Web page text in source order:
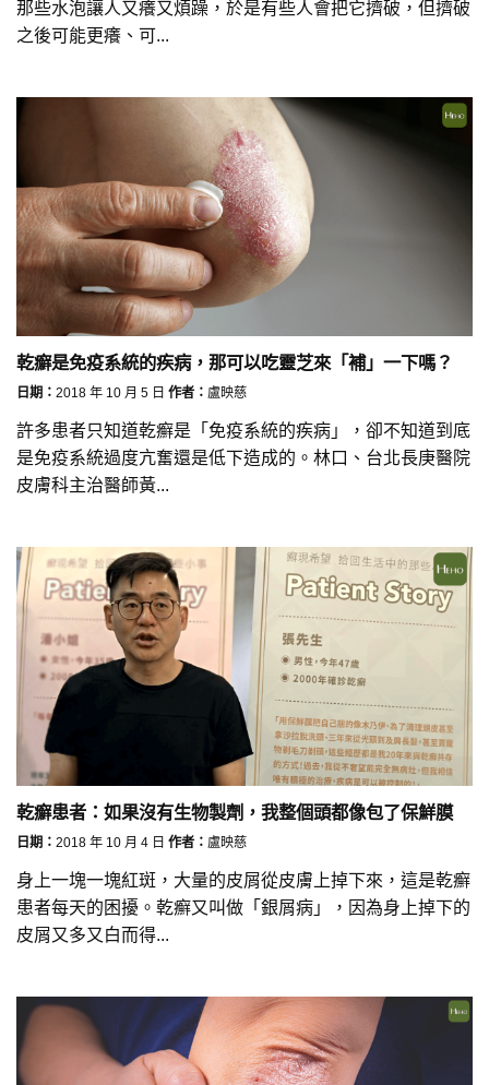
那些水泡讓人又癢又煩躁，於是有些人會把它擠破，但擠破
之後可能更癢、可...
乾癬是免疫系統的疾病，那可以吃靈芝來「補」一下嗎？
日期： 2018 年 10 月 5 日 作者： 盧映慈
許多患者只知道乾癬是「免疫系統的疾病」，卻不知道到底
是免疫系統過度亢奮還是低下造成的。林口、台北長庚醫院
皮膚科主治醫師黃...
乾癬患者：如果沒有生物製劑，我整個頭都像包了保鮮膜
日期： 2018 年 10 月 4 日 作者： 盧映慈
身上一塊一塊紅斑，大量的皮屑從皮膚上掉下來，這是乾癬
患者每天的困擾。乾癬又叫做「銀屑病」，因為身上掉下的
皮屑又多又白而得...